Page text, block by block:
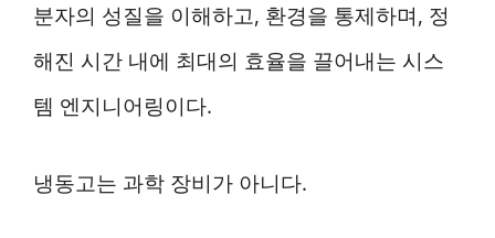
분자의 성질을 이해하고, 환경을 통제하며, 정
해진 시간 내에 최대의 효율을 끌어내는 시스
템 엔지니어링이다.
냉동고는 과학 장비가 아니다.